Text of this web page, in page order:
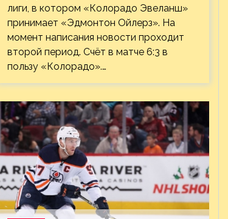
лиги, в котором «Колорадо Эвеланш»
принимает «Эдмонтон Ойлерз». На
момент написания новости проходит
второй период. Счёт в матче 6:3 в
пользу «Колорадо».…